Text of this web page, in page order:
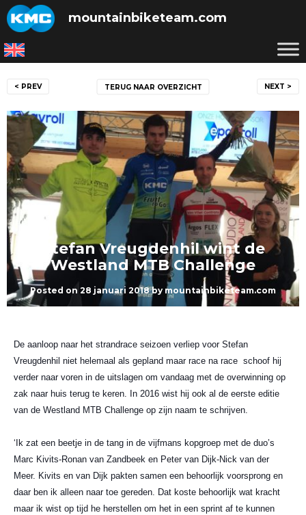
Skip
to
content
mountainbiketeam.com
navigatie
< PREV NEXT >
TERUG NAAR OVERZICHT
Stefan Vreugdenhil wint de
Westland MTB Challenge
Posted on 28 januari 2018by mountainbiketeam.com
De aanloop naar het strandrace seizoen verliep voor Stefan
Vreugdenhil niet helemaal als gepland maar race na race schoof hij
verder naar voren in de uitslagen om vandaag met de overwinning op
zak naar huis terug te keren. In 2016 wist hij ook al de eerste editie
van de Westland MTB Challenge op zijn naam te schrijven.
‘Ik zat een beetje in de tang in de vijfmans kopgroep met de duo’s
Marc Kivits-Ronan van Zandbeek en Peter van Dijk-Nick van der
Meer. Kivits en van Dijk pakten samen een behoorlijk voorsprong en
daar ben ik alleen naar toe gereden. Dat koste behoorlijk wat kracht
maar ik wist op tijd he herstellen om het in een sprint af te kunnen